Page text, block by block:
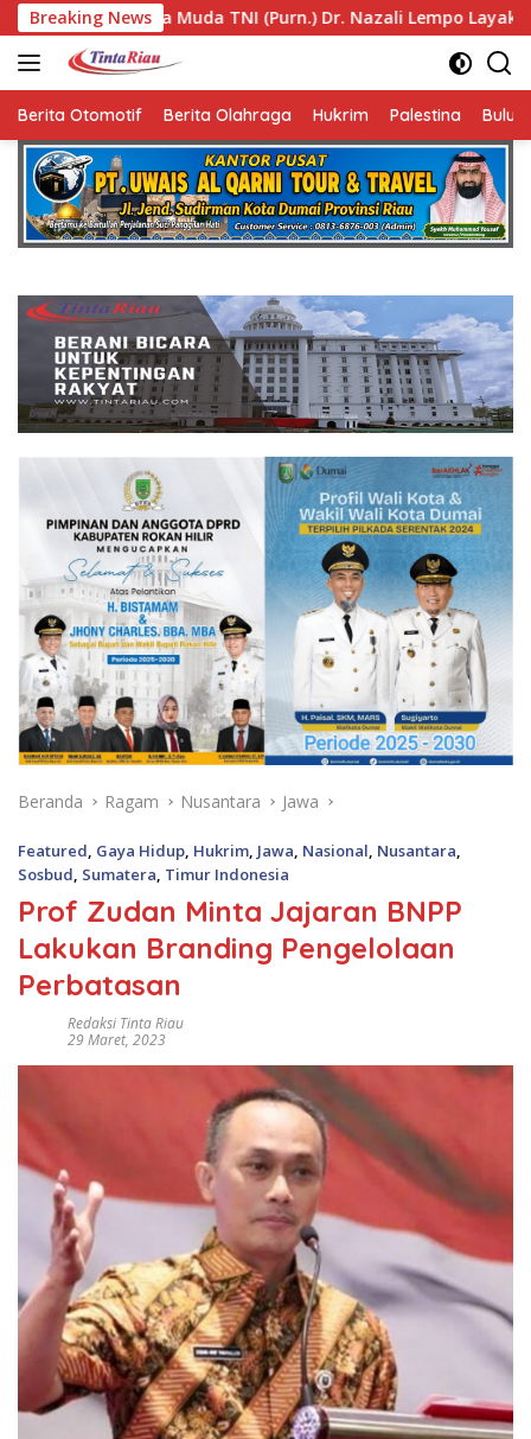
Langsung
ke
konten
Breaking News
(Purn.) Dr. Nazali Lempo Layak Dipertimbangkan sebagai
Berita Otomotif Berita Olahraga Hukrim Palestina
Beranda Ragam Nusantara Jawa
Featured Gaya Hidup Hukrim Jawa Nasional Nusantara
Sosbud Sumatera Timur Indonesia
Prof Zudan Minta Jajaran BNPP
Lakukan Branding Pengelolaan
Perbatasan
Redaksi Tinta Riau
29 Maret, 2023